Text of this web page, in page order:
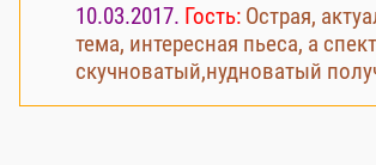
10.03.2017. Гость: Острая,
тема, интересная пьеса, а
скучноватый,нудноватый